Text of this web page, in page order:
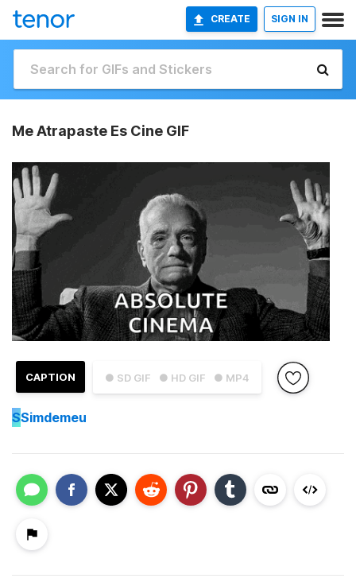
CREATE SIGN IN
Me Atrapaste Es Cine GIF
● SD GIF ● HD GIF ● MP4
CAPTION
SSimdemeu